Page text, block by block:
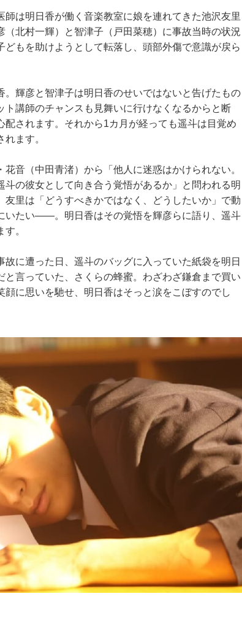
は明日香が働く音楽教室に娘を連れてきた池沢友里
北村一輝）と智津子（戸田菜穂）に事故当時の状況
もを助けようとして転落し、頭部外傷で意識が戻ら
輝彦と智津子は明日香のせいではないと告げたもの
講師のチャンスも見舞いに行けなくなるからと断
されます。それから1カ月が経っても遥斗は目覚め
ます。
音（中田青渚）から「他人に迷惑はかけられない。
の彼女として向き合う覚悟があるか」と問われる明
里は「どうすべきかではなく、どうしたいか」で動
いたい――。明日香はその覚悟を輝彦らに語り、遥斗
。
に遭った日、遥斗のバッグに入っていた紙袋を明日
言っていた、さくらの蜂蜜。わざわざ鎌倉まで買い
に思いを馳せ、明日香はそっと涙をこぼすのでし